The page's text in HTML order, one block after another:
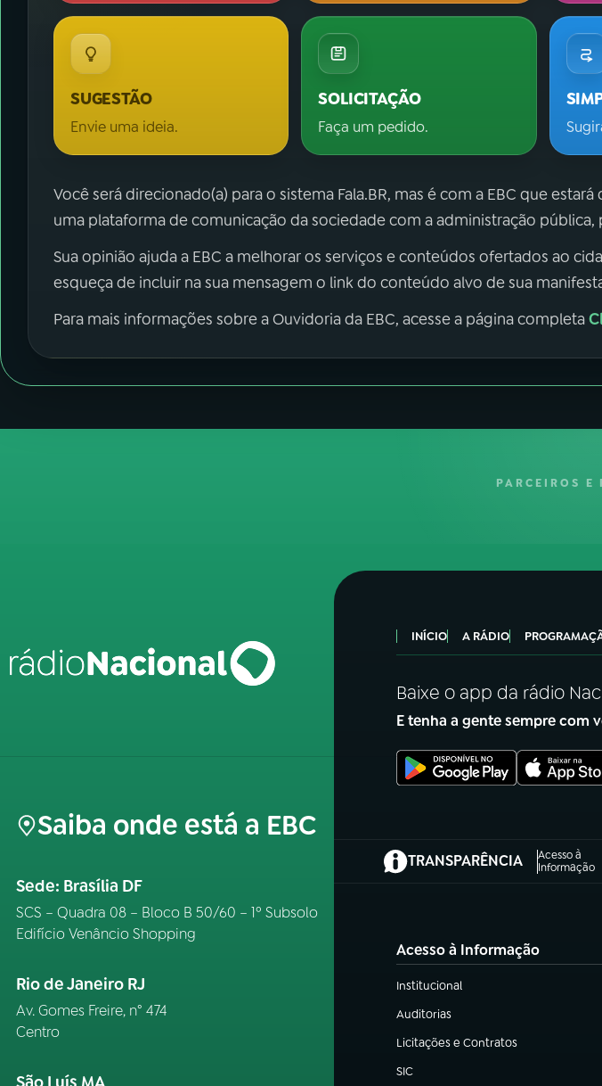
SUGESTÃO
Envie uma ideia.
SOLICITAÇÃO
Faça um pedido.
Você será direcionado(a) para o sistema Fala.BR, mas é com a EBC que estará
uma plataforma de comunicação da sociedade com a administração pública,
Sua opinião ajuda a EBC a melhorar os serviços e conteúdos ofertados ao
esqueça de incluir na sua mensagem o link do conteúdo alvo de sua
Para mais informações sobre a Ouvidoria da EBC, acesse a página completa
PARCEIROS E
Saiba onde está a EBC
Sede: Brasília DF
SCS – Quadra 08 – Bloco B 50/60 – 1º Subsolo
Edifício Venâncio Shopping
Rio de Janeiro RJ
Av. Gomes Freire, n° 474
Centro
INÍCIO A RÁDIO
Baixe o app da rádio
E tenha a gente sempre com
TRANSPARÊNCIA
Acesso à
Informação
(abre em nova aba)
Acesso à Informação
Institucional
(abre em nova aba)
Auditorias
(abre em nova aba)
Licitações e Contratos
(abre em nova aba)
SIC
(abre em nova aba)